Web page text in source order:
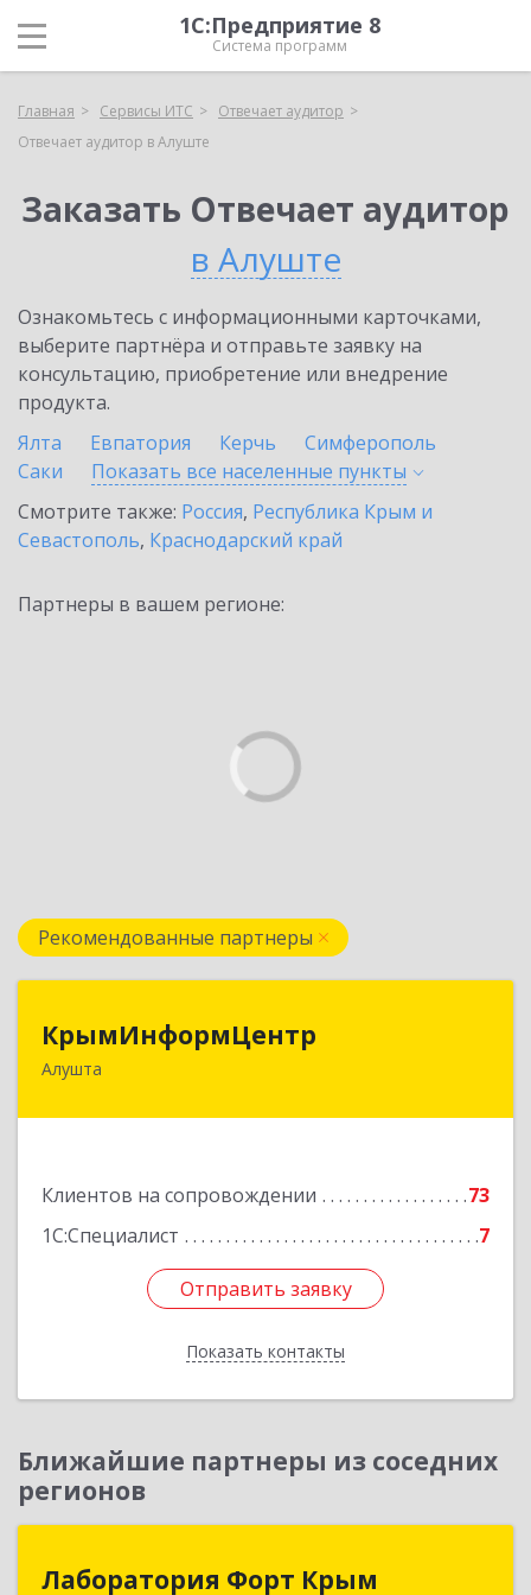
1С:Предприятие 8
Система программ
Главная Сервисы ИТС
Отвечает аудитор
Отвечает аудитор в Алуште
Заказать Отвечает аудитор
в Алуште
Ознакомьтесь с информационными карточками,
выберите партнёра и отправьте заявку на
консультацию, приобретение или внедрение
продукта.
Ялта
Евпатория Керчь
Симферополь
Саки
Показать все населенные пункты
Смотрите также: Россия, Республика Крым и
Севастополь, Краснодарский край
Партнеры в вашем регионе:
Рекомендованные партнеры
КрымИнформЦентр
Алушта
Клиентов на сопровождении
73
1С:Специалист
7
Отправить заявку
Показать контакты
298500, Крым Респ, Алушта г, Горького ул, дом
Отправить заявку
Назад
Ближайшие партнеры из соседних
регионов
Лаборатория Форт Крым